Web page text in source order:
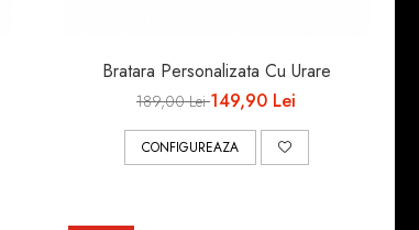
Bratara Personalizata Cu Urare
189,00 Lei149,90 Lei
CONFIGUREAZA